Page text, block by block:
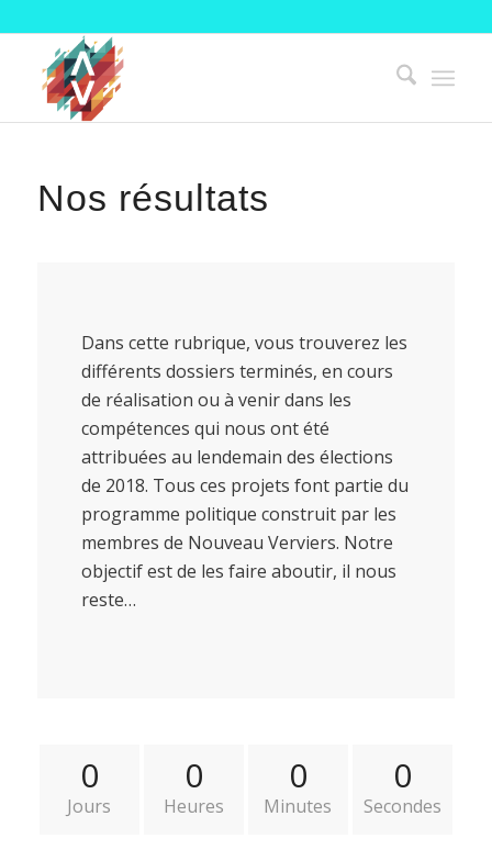
Nos résultats
Dans cette rubrique, vous trouverez les
différents dossiers terminés, en cours
de réalisation ou à venir dans les
compétences qui nous ont été
attribuées au lendemain des élections
de 2018. Tous ces projets font partie du
programme politique construit par les
membres de Nouveau Verviers. Notre
objectif est de les faire aboutir, il nous
reste…
0
Jours
0
Heures
0
Minutes
0
Secondes